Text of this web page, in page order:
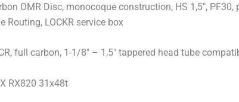
OMR Disc, monocoque construction, HS 1,5″,
Routing, LOCKR service box
full carbon, 1-1/8″ – 1,5″ tappered head tube
RX820 31x48t